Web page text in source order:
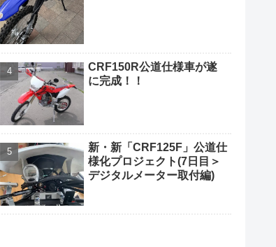
CRF150R公道仕様車が遂
に完成！！
新・新「CRF125F」公道仕
様化プロジェクト(7日目＞
デジタルメーター取付編)